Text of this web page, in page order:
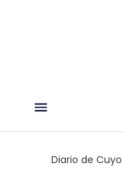
Diario de Cuyo